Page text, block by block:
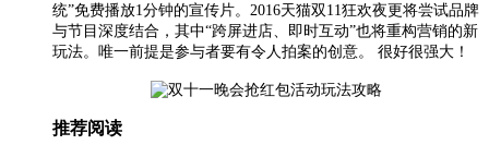
统”免费播放1分钟的宣传片。2016天猫双11狂欢夜更将尝试品牌
与节目深度结合，其中“跨屏进店、即时互动”也将重构营销的新
玩法。唯一前提是参与者要有令人拍案的创意。 很好很强大！
推荐阅读